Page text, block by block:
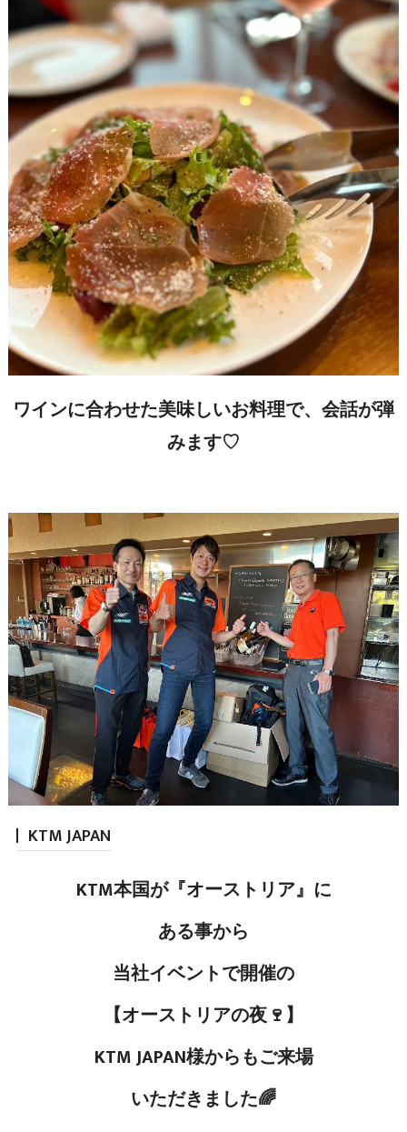
ワインに合わせた美味しいお料理で、会話が弾
みます♡
KTM JAPAN
KTM本国が『オーストリア』に
ある事から
当社イベントで開催の
【オーストリアの夜🍷】
KTM JAPAN様からもご来場
いただきました🌈